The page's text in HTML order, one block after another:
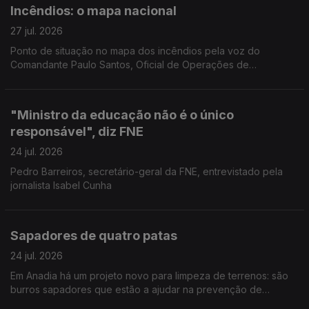
Incêndios: o mapa nacional
27 jul. 2026
Ponto de situação no mapa dos incêndios pela voz do
Comandante Paulo Santos, Oficial de Operações de
"Ministro da educação não é o único
responsável", diz FNE
24 jul. 2026
Pedro Barreiros, secretário-geral da FNE, entrevistado pela
jornalista Isabel Cunha
Sapadores de quatro patas
24 jul. 2026
Em Anadia há um projeto novo para limpeza de terrenos: são
burros sapadores que estão a ajudar na prevenção de